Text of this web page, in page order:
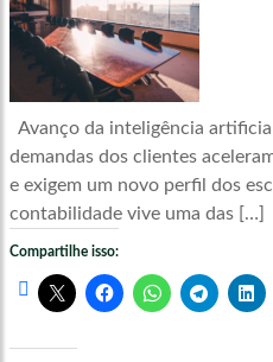
Avanço da inteligência
demandas dos clientes
e exigem um novo perfil dos
contabilidade vive uma das […]
Compartilhe isso: